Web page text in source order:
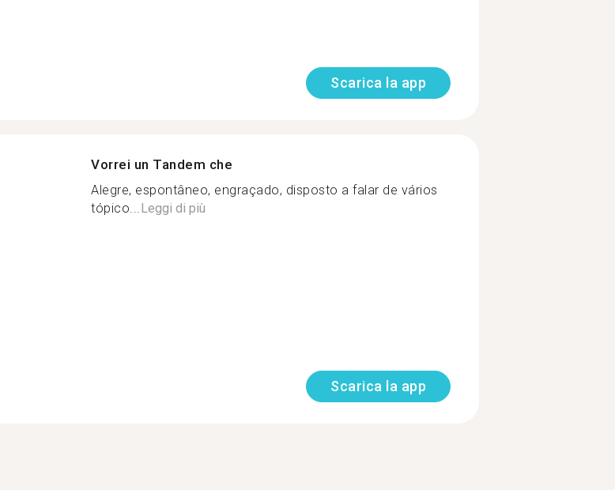
Scarica la app
Vorrei un Tandem che
Alegre, espontâneo, engraçado, disposto a falar de vários
tópico...Leggi di più
Scarica la app